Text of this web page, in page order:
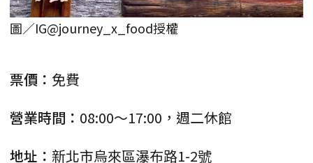
圖／IG@journey_x_food授權
票價： 免費
營業時間： 08:00～17:00，週二休館
地址： 新北市烏來區瀑布路1-2號